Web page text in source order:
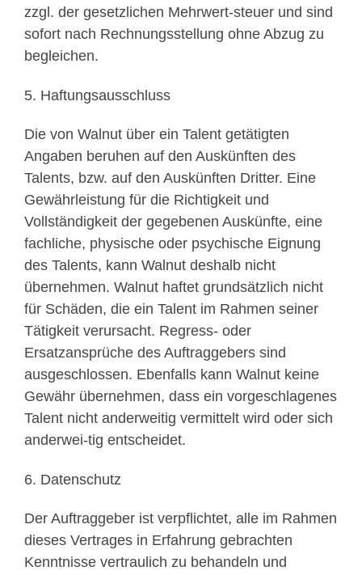
zzgl. der gesetzlichen Mehrwert-steuer und sind
sofort nach Rechnungsstellung ohne Abzug zu
begleichen.
5. Haftungsausschluss
Die von Walnut über ein Talent getätigten
Angaben beruhen auf den Auskünften des
Talents, bzw. auf den Auskünften Dritter. Eine
Gewährleistung für die Richtigkeit und
Vollständigkeit der gegebenen Auskünfte, eine
fachliche, physische oder psychische Eignung
des Talents, kann Walnut deshalb nicht
übernehmen. Walnut haftet grundsätzlich nicht
für Schäden, die ein Talent im Rahmen seiner
Tätigkeit verursacht. Regress- oder
Ersatzansprüche des Auftraggebers sind
ausgeschlossen. Ebenfalls kann Walnut keine
Gewähr übernehmen, dass ein vorgeschlagenes
Talent nicht anderweitig vermittelt wird oder sich
anderwei-tig entscheidet.
6. Datenschutz
Der Auftraggeber ist verpflichtet, alle im Rahmen
dieses Vertrages in Erfahrung gebrachten
Kenntnisse vertraulich zu behandeln und